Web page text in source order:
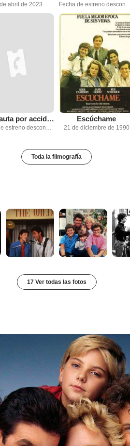
abril de 2023
Internauta por accidente
Fecha de estreno desconocida
Escúchame
21 de diciembre de 1990
Toda la filmografía
17 Ver todas las fotos